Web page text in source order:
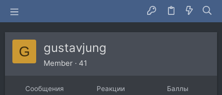
G gustavjung
Member · 41
Сообщения Реакции Баллы